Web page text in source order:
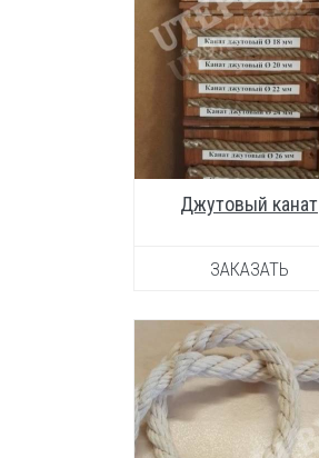
УВЕЛИЧИТЬ ФОТО
Джутовый канат
ЗАКАЗАТЬ